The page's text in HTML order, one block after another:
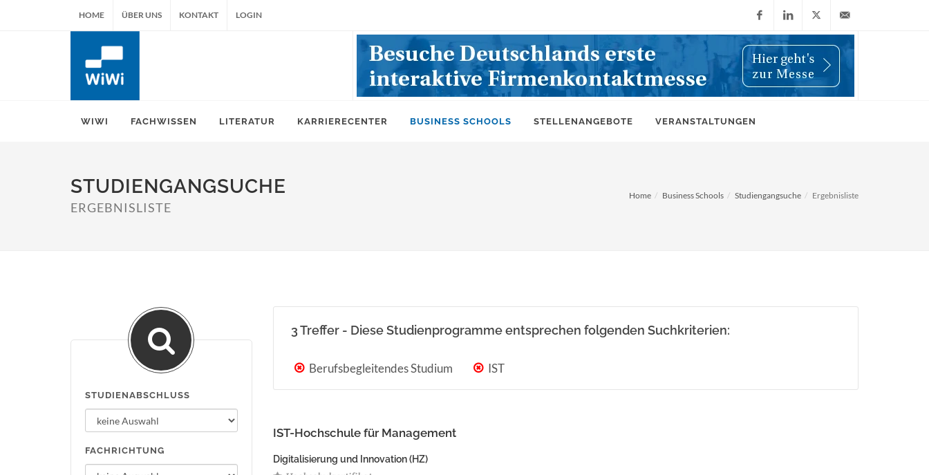
HOME ÜBER UNS KONTAKT LOGIN
FacebookLinkedIn
X
(Twitter)
info@wiwi-
WIWI FACHWISSEN LITERATUR KARRIERECENTER BUSINESS SCHOOLS STELLENANGEBOTE VERANSTALTUNGEN
STUDIENGANGSUCHE
ERGEBNISLISTE
Home Business Schools Studiengangsuche Ergebnisliste
STUDIENABSCHLUSS
FACHRICHTUNG
3 Treffer - Diese Studienprogramme entsprechen folgenden Suchkriterien:
Berufsbegleitendes Studium IST
IST-Hochschule für Management
Digitalisierung und Innovation (HZ)